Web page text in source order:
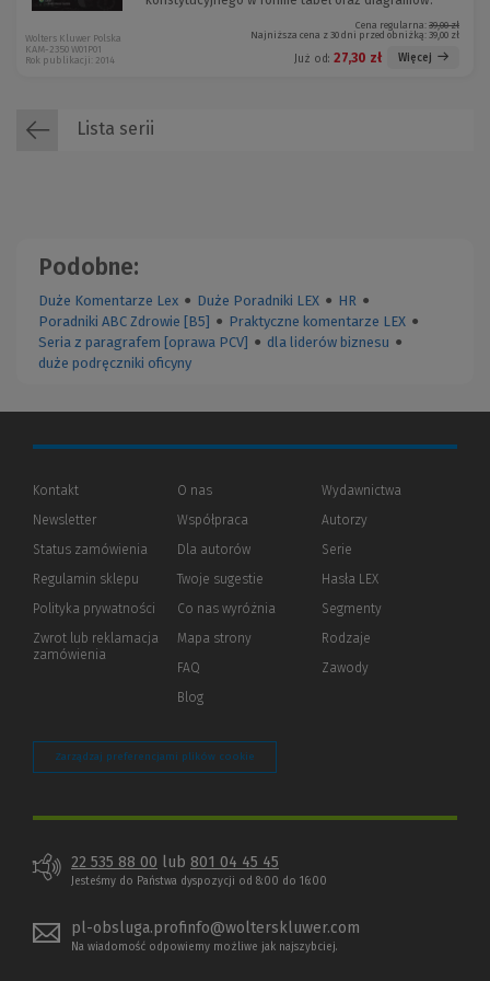
Cena regularna: 39,00 zł
Najniższa cena z 30 dni przed obniżką: 39,00 zł
Już od: 27,30 zł Więcej
Wolters Kluwer Polska
KAM-2350 W01P01
Rok publikacji: 2014
Lista serii
Podobne:
Duże Komentarze Lex ● Duże Poradniki LEX ● HR ●
Poradniki ABC Zdrowie [B5] ● Praktyczne komentarze LEX ●
Seria z paragrafem [oprawa PCV] ● dla liderów biznesu ●
duże podręczniki oficyny
Kontakt
Newsletter
Status zamówienia
Regulamin sklepu
Polityka prywatności (Nowe
(Link
innej
Zwrot lub reklamacja
zamówienia
O nas
Współpraca
Dla autorów(Nowe
(Link
innej
strony)
Twoje sugestie
Co nas wyróżnia
Mapa strony
FAQ
Blog
Wydawnictwa
Autorzy
Serie
Hasła LEX
Segmenty
Rodzaje
Zawody
Zarządzaj preferencjami plików cookie
22 535 88 00 lub 801 04 45 45
Jesteśmy do Państwa dyspozycji od 8:00 do 16:00
pl-obsluga.profinfo@wolterskluwer.com
Na wiadomość odpowiemy możliwe jak najszybciej.